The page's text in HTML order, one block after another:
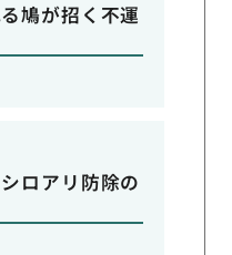
鳩が招く不運
ロアリ防除の